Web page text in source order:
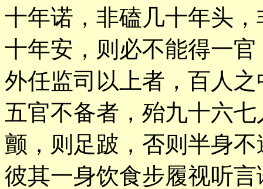
十年诺，非磕几十年头，
十年安，则必不能得一
外任监司以上者，百人之
五官不备者，殆九十六
颤，则足跛，否则半身不
彼其一身饮食步履视听